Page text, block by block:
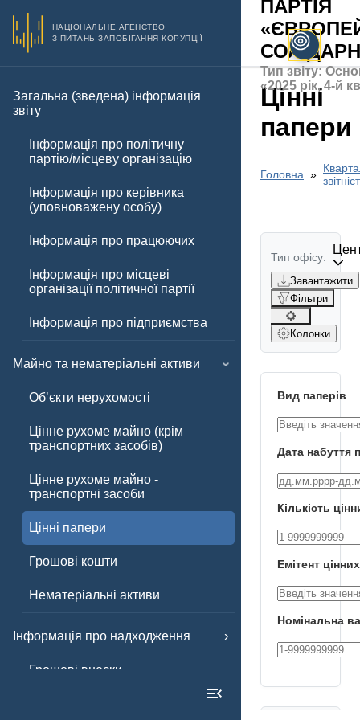
НАЦІОНАЛЬНЕ АГЕНСТВО
З ПИТАНЬ ЗАПОБІГАННЯ КОРУПЦІЇ
Загальна (зведена) інформація
звіту
Інформація про політичну
партію/місцеву організацію
Інформація про керівника
(уповноважену особу)
Інформація про працюючих
Інформація про місцеві
організації політичної партії
Інформація про підприємства
Майно та нематеріальні активи
Обʼєкти нерухомості
Цінне рухоме майно (крім
транспортних засобів)
Цінне рухоме майно -
транспортні засоби
Цінні папери
Грошові кошти
Нематеріальні активи
Інформація про надходження
Грошові внески
ПАРТІЯ
Тип звіту:
«2025 рік, 4-й
Цінні
папери
Головна
Тип офісу:
Завантажити
Фільтри
Колонки
Вид паперів
Дата набуття
Кількість
Емітент
Номінальна